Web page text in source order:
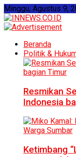
Minggu, Agustus 9,
Beranda
Politik &
Resmikan
Indonesia
Ketimbang